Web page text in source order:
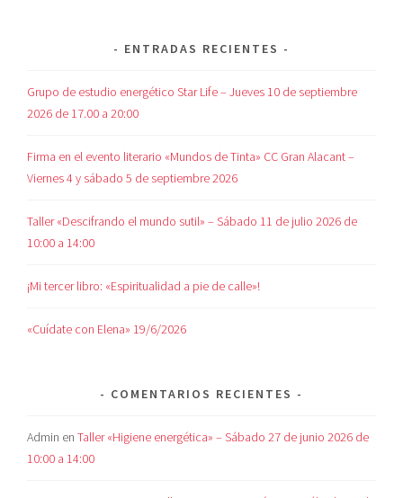
ENTRADAS RECIENTES
Grupo de estudio energético Star Life – Jueves 10 de septiembre
2026 de 17.00 a 20:00
Firma en el evento literario «Mundos de Tinta» CC Gran Alacant –
Viernes 4 y sábado 5 de septiembre 2026
Taller «Descifrando el mundo sutil» – Sábado 11 de julio 2026 de
10:00 a 14:00
¡Mi tercer libro: «Espiritualidad a pie de calle»!
«Cuídate con Elena» 19/6/2026
COMENTARIOS RECIENTES
Admin enTaller «Higiene energética» – Sábado 27 de junio 2026 de
10:00 a 14:00